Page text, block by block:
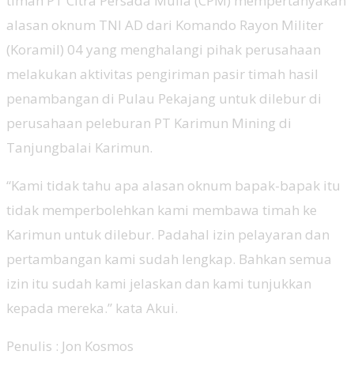
alasan oknum TNI AD dari Komando Rayon Militer
(Koramil) 04 yang menghalangi pihak perusahaan
melakukan aktivitas pengiriman pasir timah hasil
penambangan di Pulau Pekajang untuk dilebur di
perusahaan peleburan PT Karimun Mining di
Tanjungbalai Karimun.
“Kami tidak tahu apa alasan oknum bapak-bapak itu
tidak memperbolehkan kami membawa timah ke
Karimun untuk dilebur. Padahal izin pelayaran dan
pertambangan kami sudah lengkap. Bahkan semua
izin itu sudah kami jelaskan dan kami tunjukkan
kepada mereka.” kata Akui.
Penulis : Jon Kosmos